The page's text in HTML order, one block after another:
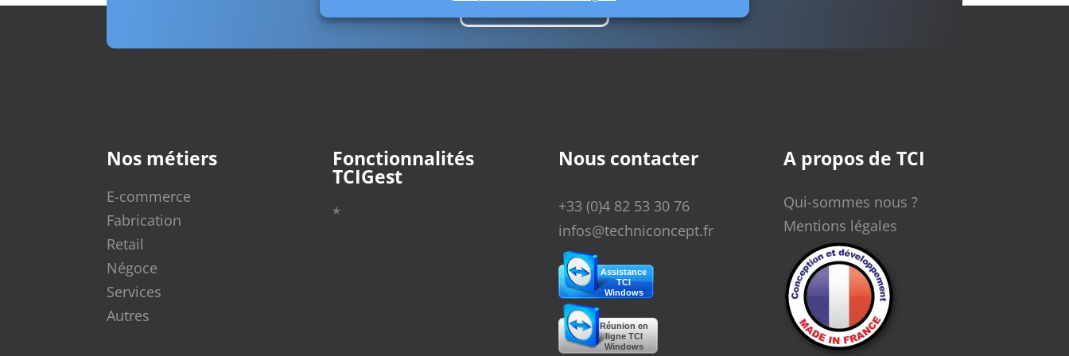
Nous contacter
Nos métiers
E-commerce
Fabrication
Retail
Négoce
Services
Autres
Fonctionnalités
TCIGest
*
Nous contacter
+33 (0)4 82 53 30 76
infos@techniconcept.fr
Assistance
TCI
Windows
Réunion en
ligne TCI
Windows
A propos de TCI
Qui-sommes nous ?
Mentions légales